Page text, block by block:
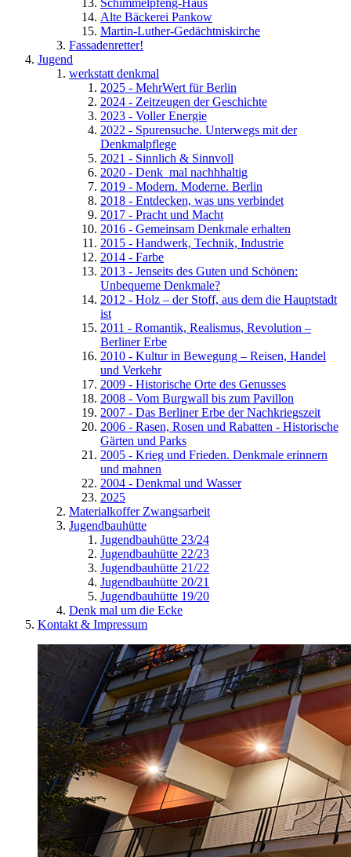
Schimmelpfeng-Haus
Alte Bäckerei Pankow
Martin-Luther-Gedächtniskirche
Fassadenretter!
Jugend
werkstatt denkmal
2025 - MehrWert für Berlin
2024 - Zeitzeugen der Geschichte
2023 - Voller Energie
2022 - Spurensuche. Unterwegs mit der
Denkmalpflege
2021 - Sinnlich & Sinnvoll
2020 - Denk_mal nachhhaltig
2019 - Modern. Moderne. Berlin
2018 - Entdecken, was uns verbindet
2017 - Pracht und Macht
2016 - Gemeinsam Denkmale erhalten
2015 - Handwerk, Technik, Industrie
2014 - Farbe
2013 - Jenseits des Guten und Schönen:
Unbequeme Denkmale?
2012 - Holz – der Stoff, aus dem die Hauptstadt
ist
2011 - Romantik, Realismus, Revolution –
Berliner Erbe
2010 - Kultur in Bewegung – Reisen, Handel
und Verkehr
2009 - Historische Orte des Genusses
2008 - Vom Burgwall bis zum Pavillon
2007 - Das Berliner Erbe der Nachkriegszeit
2006 - Rasen, Rosen und Rabatten - Historische
Gärten und Parks
2005 - Krieg und Frieden. Denkmale erinnern
und mahnen
2004 - Denkmal und Wasser
2025
Materialkoffer Zwangsarbeit
Jugendbauhütte
Jugendbauhütte 23/24
Jugendbauhütte 22/23
Jugendbauhütte 21/22
Jugendbauhütte 20/21
Jugendbauhütte 19/20
Denk mal um die Ecke
Kontakt & Impressum